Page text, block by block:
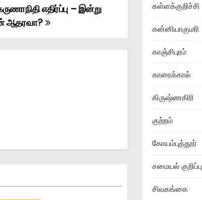
எதிர்ப்பு – இன்று
ஆதரவா?
கள்ளக்குறிச்சி
கன்னியாகுமரி
காஞ்சிபுரம்
காரைக்கால்
கிருஷ்ணகிரி
குற்றம்
கோயம்புத்தூர்
சமையல் குறிப்பு
சிவகங்கை